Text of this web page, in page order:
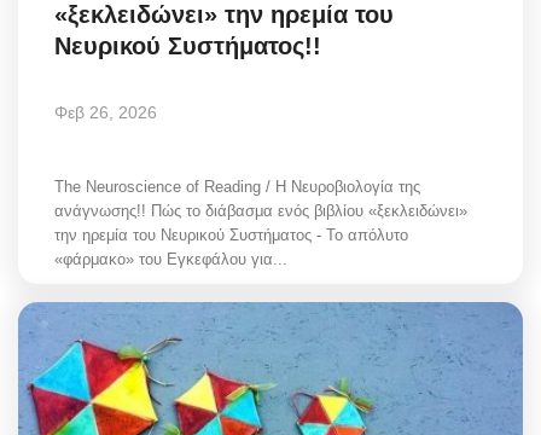
«ξεκλειδώνει» την ηρεμία του
Νευρικού Συστήματος!!
Φεβ 26, 2026
The Neuroscience of Reading / Η Νευροβιολογία της
ανάγνωσης!! Πώς το διάβασμα ενός βιβλίου «ξεκλειδώνει»
την ηρεμία του Νευρικού Συστήματος - Το απόλυτο
«φάρμακο» του Εγκεφάλου για...